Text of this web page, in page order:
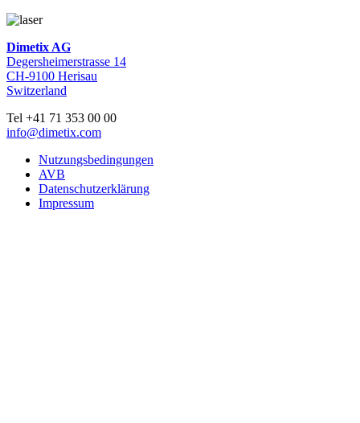
Dimetix AG
Degersheimerstrasse 14
CH-9100 Herisau
Switzerland
Tel +41 71 353 00 00
info@dimetix.com
Nutzungsbedingungen
AVB
Datenschutzerklärung
Impressum